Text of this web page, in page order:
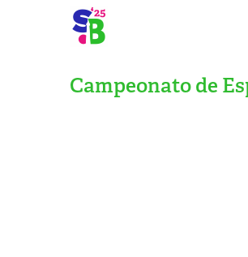
Campeonato de